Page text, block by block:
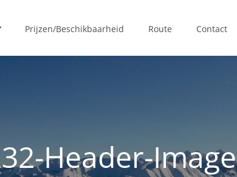
Prijzen/Beschikbaarheid Route Contact
Header-Image